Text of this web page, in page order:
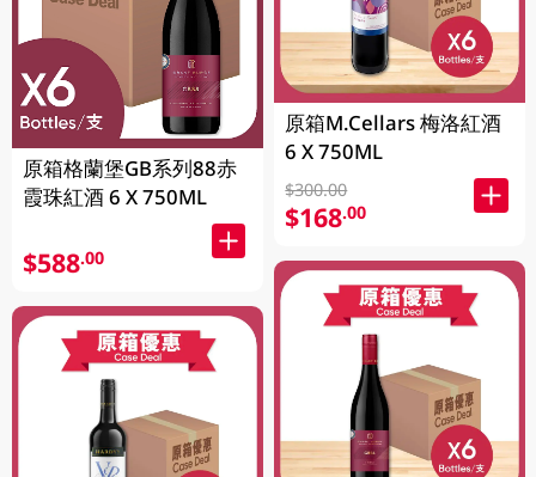
原箱格蘭堡GB系列88赤
霞珠紅酒 6 X 750ML
$588.00
原箱M.Cellars 梅洛紅酒
6 X 750ML
$300.00
$168.00